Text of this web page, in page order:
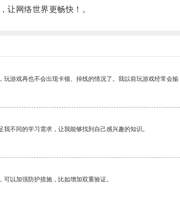
网络世界更畅快！。
游戏再也不会出现卡顿、掉线的情况了。我以前玩游戏经常会
不同的学习需求，让我能够找到自己感兴趣的知识。
以加强防护措施，比如增加双重验证。